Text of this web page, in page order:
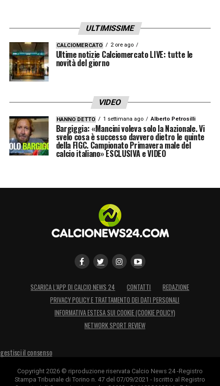
ULTIMISSIME
CALCIOMERCATO 2 ore ago
Ultime notizie Calciomercato LIVE: tutte le
novità del giorno
VIDEO
HANNO DETTO 1 settimana ago Alberto Petrosilli
Bargiggia: «Mancini voleva solo la Nazionale. Vi
svelo cosa è successo davvero dietro le quinte
della FIGC. Campionato Primavera male del
calcio italiano» ESCLUSIVA e VIDEO
SCARICA L’APP DI CALCIO NEWS 24 CONTATTI
REDAZIONE
PRIVACY POLICY E TRATTAMENTO DEI DATI PERSONALI
INFORMATIVA ESTESA SUI COOKIE (COOKIE POLICY)
NETWORK SPORT REVIEW
gestisci il consenso
Copyright 2026 © riproduzione riservata Calcio News 24 -Registro
Stampa Tribunale di Torino n. 47 del 07/09/2021 - Iscritto al Registro